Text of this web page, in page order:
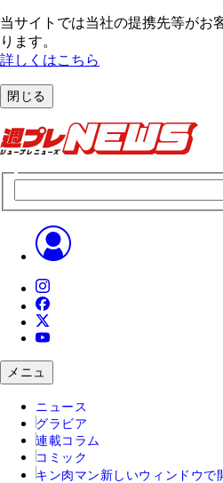
当サイトでは当社の提携先等がお
ります。
詳しくはこちら
閉じる
メニュ
ニュース
グラビア
連載コラム
コミック
キン肉マン 新しいウィンドウで